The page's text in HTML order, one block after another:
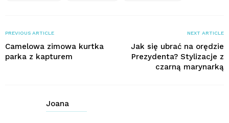
PREVIOUS ARTICLE
Camelowa zimowa kurtka
parka z kapturem
NEXT ARTICLE
Jak się ubrać na orędzie
Prezydenta? Stylizacje z
czarną marynarką
Joana